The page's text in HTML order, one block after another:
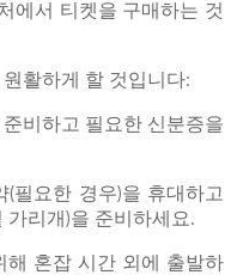
에서 티켓을 구매하는 것
활하게 할 것입니다:
비하고 필요한 신분증을
필요한 경우)을 휴대하고
가리개)을 준비하세요.
해 혼잡 시간 외에 출발하